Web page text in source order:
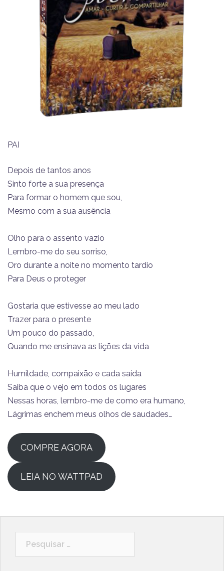
PAI
Depois de tantos anos
Sinto forte a sua presença
Para formar o homem que sou,
Mesmo com a sua ausência
Olho para o assento vazio
Lembro-me do seu sorriso,
Oro durante a noite no momento tardio
Para Deus o proteger
Gostaria que estivesse ao meu lado
Trazer para o presente
Um pouco do passado,
Quando me ensinava as lições da vida
Humildade, compaixão e cada saída
Saiba que o vejo em todos os lugares
Nessas horas, lembro-me de como era humano,
Lágrimas enchem meus olhos de saudades…
COMPRE AGORA
LEIA NO WATTPAD